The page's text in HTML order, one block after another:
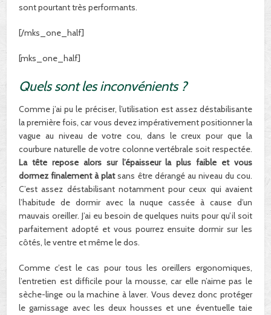
sont pourtant très performants.
[/mks_one_half]
[mks_one_half]
Quels sont les inconvénients ?
Comme j’ai pu le préciser, l’utilisation est assez déstabilisante
la première fois, car vous devez impérativement positionner la
vague au niveau de votre cou, dans le creux pour que la
courbure naturelle de votre colonne vertébrale soit respectée.
La tête repose alors sur l’épaisseur la plus faible et vous
dormez finalement à platsans être dérangé au niveau du cou.
C’est assez déstabilisant notamment pour ceux qui avaient
l’habitude de dormir avec la nuque cassée à cause d’un
mauvais oreiller. J’ai eu besoin de quelques nuits pour qu’il soit
parfaitement adopté et vous pourrez ensuite dormir sur les
côtés, le ventre et même le dos.
Comme c’est le cas pour tous les oreillers ergonomiques,
l’entretien est difficile pour la mousse, car elle n’aime pas le
sèche-linge ou la machine à laver. Vous devez donc protéger
le garnissage avec les deux housses et une éventuelle taie